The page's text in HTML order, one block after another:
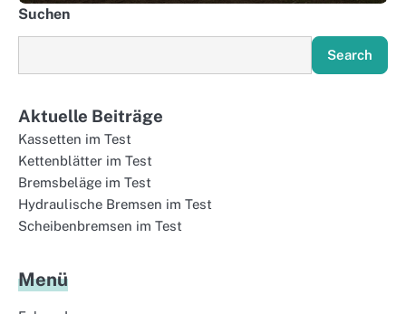
Suchen
Search
Aktuelle Beiträge
Kassetten im Test
Kettenblätter im Test
Bremsbeläge im Test
Hydraulische Bremsen im Test
Scheibenbremsen im Test
Menü